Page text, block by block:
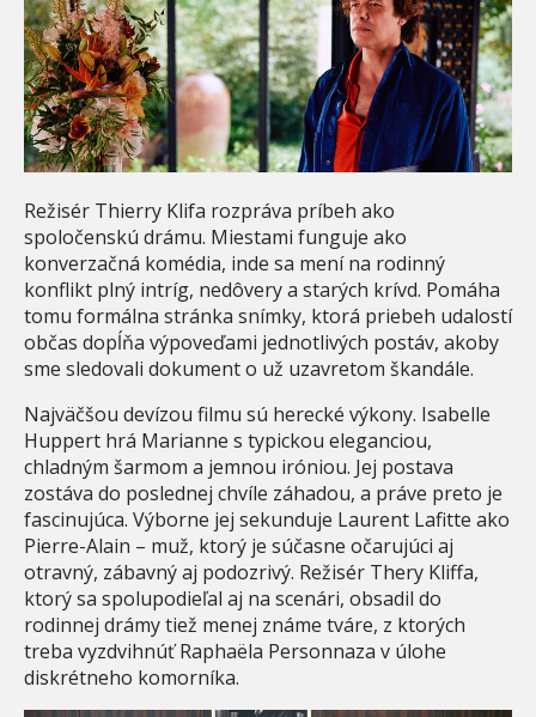
Režisér Thierry Klifa rozpráva príbeh ako
spoločenskú drámu. Miestami funguje ako
konverzačná komédia, inde sa mení na rodinný
konflikt plný intríg, nedôvery a starých krívd. Pomáha
tomu formálna stránka snímky, ktorá priebeh udalostí
občas dopĺňa výpoveďami jednotlivých postáv, akoby
sme sledovali dokument o už uzavretom škandále.
Najväčšou devízou filmu sú herecké výkony. Isabelle
Huppert hrá Marianne s typickou eleganciou,
chladným šarmom a jemnou iróniou. Jej postava
zostáva do poslednej chvíle záhadou, a práve preto je
fascinujúca. Výborne jej sekunduje Laurent Lafitte ako
Pierre-Alain – muž, ktorý je súčasne očarujúci aj
otravný, zábavný aj podozrivý. Režisér Thery Kliffa,
ktorý sa spolupodieľal aj na scenári, obsadil do
rodinnej drámy tiež menej známe tváre, z ktorých
treba vyzdvihnúť Raphaëla Personnaza v úlohe
diskrétneho komorníka.